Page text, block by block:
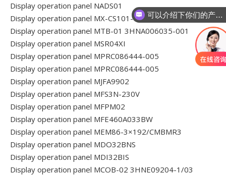
Display operation panel NADS01
Display operation panel MX-CS101-401
Display operation panel MTB-01 3HNA006035-001
Display operation panel MSR04XI
Display operation panel MPRC086444-005
Display operation panel MPRC086444-005
Display operation panel MJFA9902
Display operation panel MFS3N-230V
Display operation panel MFPM02
Display operation panel MFE460A033BW
Display operation panel MEM86-3×192/CMBMR3
Display operation panel MDO32BNS
Display operation panel MDI32BIS
Display operation panel MCOB-02 3HNE09204-1/03
可以介绍下你们的产品么